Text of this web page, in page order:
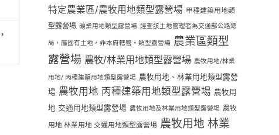
特定農業區/農牧用地類型露營場 甲種建築用地類
型露營場 礦業用地類型露營場 經查該土地管理者為交通部公路總
局，屬國有土地，非本府轄管。類型露營場 農業區類型
露營場 農牧/林業用地類型露營場 農牧用地/林業
用地/ 丙種建築用地類型露營場 農牧用地、林業用地類型露營
場 農牧用地 丙種建築用地類型露營場 農牧用
地 交通用地類型露營場 農牧用地及林業用地類型露營場 農牧
用地 林業用地 交通用地類型露營場 農牧用地 林業